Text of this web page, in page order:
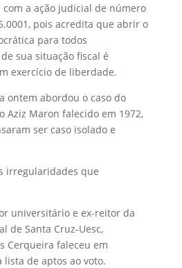
a ação judicial de número
pois acredita que abrir o
para todos
sua situação fiscal é
exercício de liberdade.
ontem abordou o caso do
Aziz Maron falecido em 1972,
ser caso isolado e
irregularidades que
universitário e ex-reitor da
de Santa Cruz-Uesc,
Cerqueira faleceu em
de aptos ao voto.